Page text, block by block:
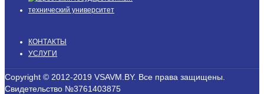
КОНТАКТЫ
УСЛУГИ
Copyright © 2012-2019 VSAVM.BY. Все права защищены.
Свидетельство №3761403875